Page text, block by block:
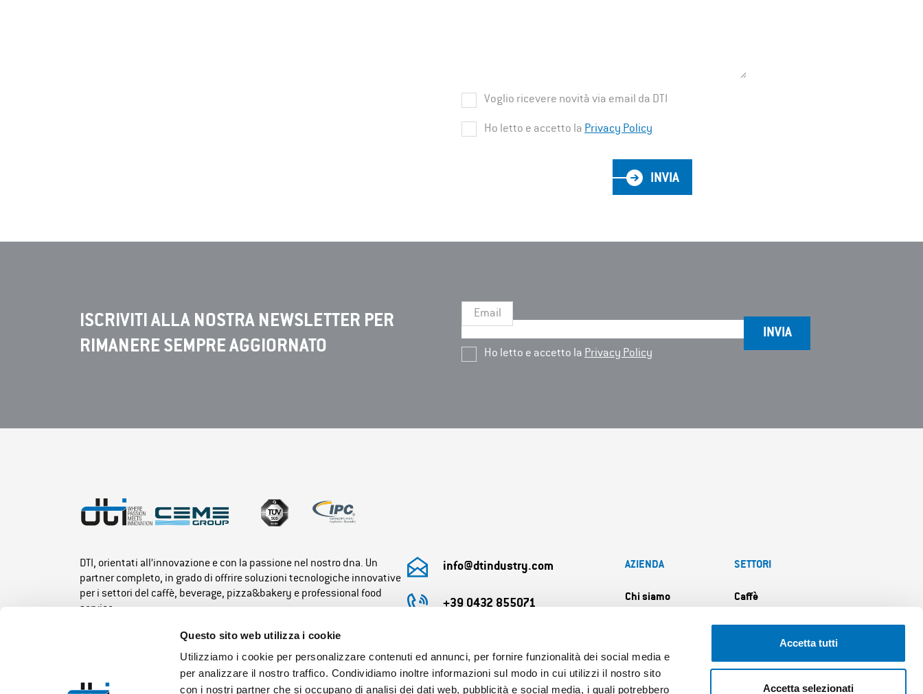
Questo sito web utilizza i cookie
Utilizziamo i cookie per personalizzare contenuti ed annunci, per fornire funzionalità dei social media e
per analizzare il nostro traffico. Condividiamo inoltre informazioni sul modo in cui utilizzi il nostro sito
con i nostri partner che si occupano di analisi dei dati web, pubblicità e social media, i quali potrebbero
Accetta tutti
Accetta selezionati
Voglio ricevere novità via email da DTI
Ho letto e accetto la Privacy Policy
INVIA
ISCRIVITI ALLA NOSTRA NEWSLETTER PER
RIMANERE SEMPRE AGGIORNATO
Email
Ho letto e accetto la Privacy Policy
DTI, orientati all’innovazione e con la passione nel nostro dna. Un
partner completo, in grado di offrire soluzioni tecnologiche innovative
per i settori del caffè, beverage, pizza&bakery e professional food
service.
info@dtindustry.com
+39 0432 855071
Lunedì-Venerdì 8:30-12.30 / 13.30-17:30
Orario magazzino:
Lunedì-Venerdì 8:00-12.00 / 13.00-17.00
AZIENDA
Chi siamo
Contatti
SETTORI
Caffè
Pizza&Bakery
Professional food
service